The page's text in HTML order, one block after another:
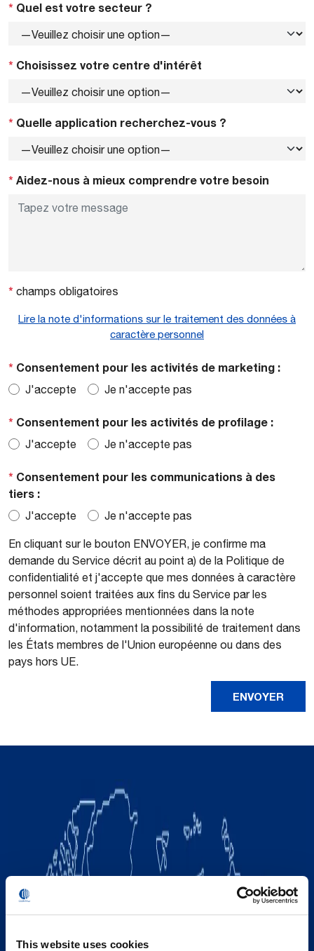
This website uses cookies
* Quel est votre secteur ?
* Choisissez votre centre d'intérêt
* Quelle application recherchez-vous ?
* Aidez-nous à mieux comprendre votre besoin
* champs obligatoires
Lire la note d'informations sur le traitement des données à
caractère personnel
* Consentement pour les activités de marketing :
J'accepte Je n'accepte pas
* Consentement pour les activités de profilage :
J'accepte Je n'accepte pas
* Consentement pour les communications à des
tiers :
J'accepte Je n'accepte pas
En cliquant sur le bouton ENVOYER, je confirme ma
demande du Service décrit au point a) de la Politique de
confidentialité et j'accepte que mes données à caractère
personnel soient traitées aux fins du Service par les
méthodes appropriées mentionnées dans la note
d'information, notamment la possibilité de traitement dans
les États membres de l'Union européenne ou dans des
pays hors UE.